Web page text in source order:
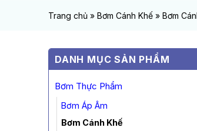
Trang chủ » Bơm Cánh Khế » Bơm
DANH MỤC SẢN PHẨM
Bơm Thực Phẩm
Bơm Áp Âm
Bơm Cánh Khế